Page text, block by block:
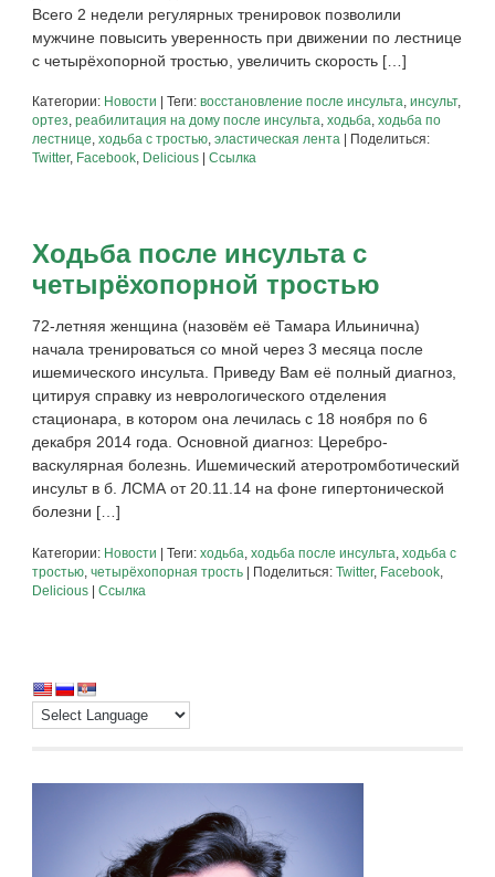
Всего 2 недели регулярных тренировок позволили
мужчине повысить уверенность при движении по лестнице
с четырёхопорной тростью, увеличить скорость […]
Категории: Новости | Теги: восстановление после инсульта инсульт,
ортез реабилитация на дому после инсульта ходьба ходьба по
лестнице ходьба с тростью, эластическая лента | Поделиться:
Twitter, Facebook, Delicious| Ссылка
Ходьба после инсульта с
четырёхопорной тростью
72-летняя женщина (назовём её Тамара Ильинична)
начала тренироваться со мной через 3 месяца после
ишемического инсульта. Приведу Вам её полный диагноз,
цитируя справку из неврологического отделения
стационара, в котором она лечилась с 18 ноября по 6
декабря 2014 года. Основной диагноз: Церебро-
васкулярная болезнь. Ишемический атеротромботический
инсульт в б. ЛСМА от 20.11.14 на фоне гипертонической
болезни […]
Категории: Новости | Теги: ходьба ходьба после инсульта ходьба с
тростью, четырёхопорная трость| Поделиться: Twitter, Facebook,
Delicious| Ссылка